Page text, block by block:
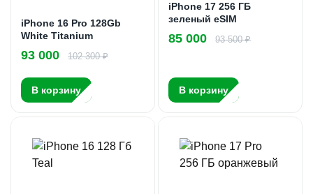
iPhone 16 Pro 128Gb
White Titanium
93 000 102 300 ₽
В корзину
iPhone 17 256 ГБ
зеленый eSIM
85 000 93 500 ₽
В корзину